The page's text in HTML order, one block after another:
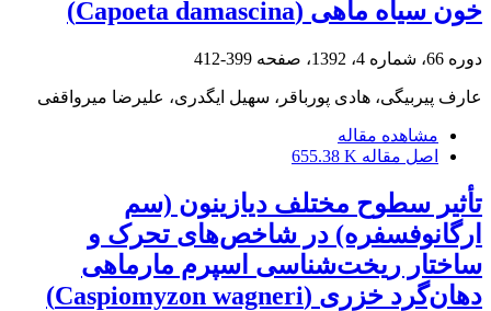
خون سیاه ماهی (Capoeta damascina)
دوره 66، شماره 4، 1392، صفحه 399-412
عارف پیربیگی، هادی پورباقر، سهیل ایگدری، علیرضا میرواقفی
مشاهده مقاله
اصل مقاله 655.38 K
تأثیر سطوح مختلف دیازینون (سم
ارگانوفسفره) در شاخص‌های تحرک و
ساختار ریخت‌شناسی اسپرم مارماهی
دهان‌گرد خزری (Caspiomyzon wagneri)